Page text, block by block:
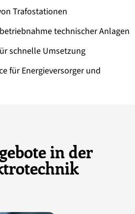
Trafostationen
technischer Anlagen
schnelle Umsetzung
für Energieversorger und
in der